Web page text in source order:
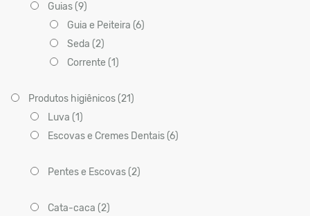
Guias (9)
Guia e Peiteira (6)
Seda (2)
Corrente (1)
Produtos higiênicos (21)
Luva (1)
Escovas e Cremes Dentais (6)
Pentes e Escovas (2)
Cata-caca (2)